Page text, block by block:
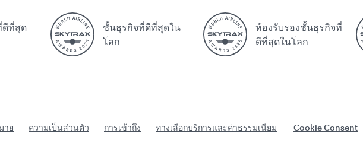
ดีที่สุด
ชั้นธุรกิจที่ดีที่สุดใน
โลก
ห้องรับรองชั้นธุรกิจที่
ดีที่สุดในโลก
าย ความเป็นส่วนตัว การเข้าถึง ทางเลือกบริการและค่าธรรมเนียม Cookie Consent